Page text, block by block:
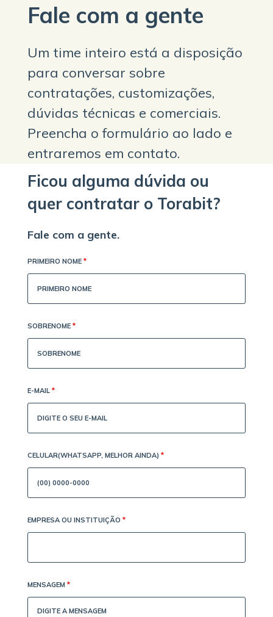
Fale com a gente
Um time inteiro está a disposição
para conversar sobre
contratações, customizações,
dúvidas técnicas e comerciais.
Preencha o formulário ao lado e
entraremos em contato.
Ficou alguma dúvida ou
quer contratar o Torabit?
Fale com a gente.
PRIMEIRO NOME *
SOBRENOME *
E-MAIL *
CELULAR(WHATSAPP, MELHOR AINDA) *
EMPRESA OU INSTITUIÇÃO *
MENSAGEM *